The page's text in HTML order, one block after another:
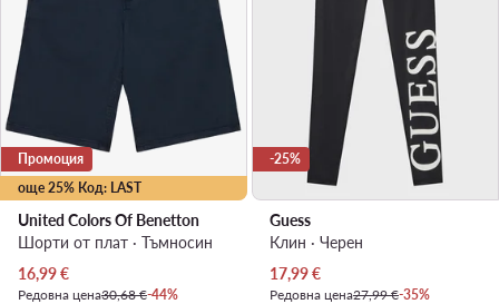
още 25% Код: LAST
Промоция
United Colors Of Benetton
Шорти от плат · Тъмносин
Актуална цена
16,99€
Редовна цена30,68 €-44%
-25%
Guess
Клин · Черен
Актуална цена
17,99€
Редовна цена27,99 €-35%